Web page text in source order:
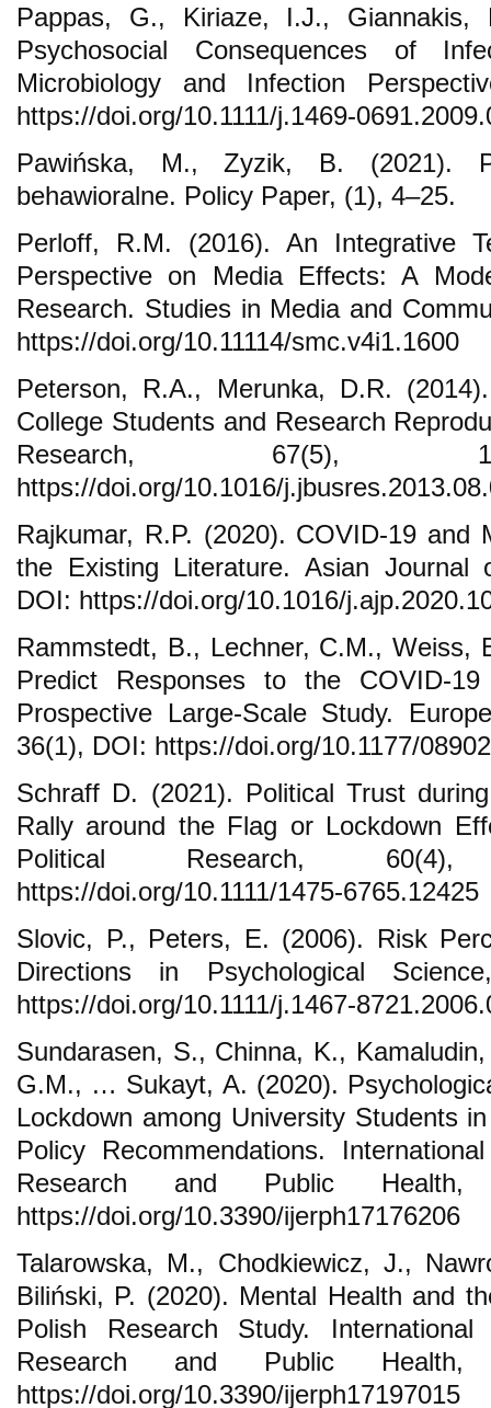
Pappas, G., Kiriaze, I.J., Giannakis,
Psychosocial Consequences of
Microbiology and Infection
https://doi.org/10.1111/j.1469-
Pawińska, M., Zyzik, B. (2021).
behawioralne. Policy Paper, (1), 4–25.
Perloff, R.M. (2016). An Integrative
Perspective on Media Effects: A
Research. Studies in Media and
https://doi.org/10.11114/smc.v4i1.1600
Peterson, R.A., Merunka, D.R.
College Students and Research
Research, 67(5),
https://doi.org/10.1016/
Rajkumar, R.P. (2020). COVID-19 and
the Existing Literature. Asian Journal
DOI: https://doi.org/10.1016/
Rammstedt, B., Lechner, C.M., Weiss,
Predict Responses to the COVID-
Prospective Large-Scale Study.
36(1), DOI: https://doi.org/10.1177/
Schraff D. (2021). Political Trust
Rally around the Flag or Lockdown
Political Research,
https://doi.org/10.1111/1475-6765.12425
Slovic, P., Peters, E. (2006). Risk
Directions in Psychological
https://doi.org/10.1111/j.1467-
Sundarasen, S., Chinna, K.,
G.M., … Sukayt, A. (2020).
Lockdown among University Students
Policy Recommendations.
Research and Public
https://doi.org/10.3390/ijerph17176206
Talarowska, M., Chodkiewicz, J.,
Biliński, P. (2020). Mental Health and
Polish Research Study.
Research and Public
https://doi.org/10.3390/ijerph17197015